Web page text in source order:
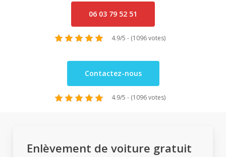
06 03 79 52 51
4.9/5 - (1096 votes)
Contactez-nous
4.9/5 - (1096 votes)
Enlèvement de voiture gratuit